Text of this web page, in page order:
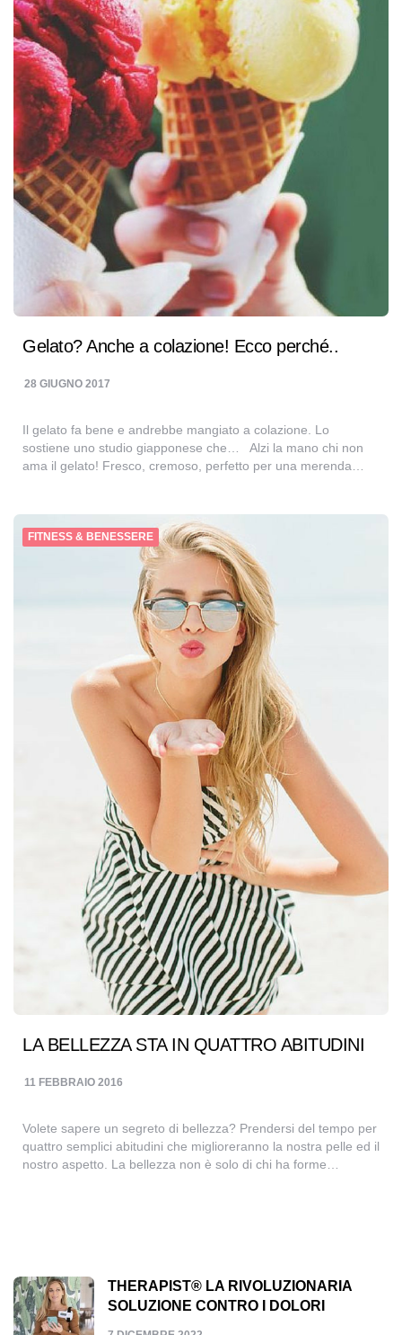
Gelato? Anche a colazione! Ecco perché..
28 GIUGNO 2017
Il gelato fa bene e andrebbe mangiato a colazione. Lo
sostiene uno studio giapponese che… Alzi la mano chi non
ama il gelato! Fresco, cremoso, perfetto per una merenda…
FITNESS & BENESSERE
LA BELLEZZA STA IN QUATTRO ABITUDINI
11 FEBBRAIO 2016
Volete sapere un segreto di bellezza? Prendersi del tempo per
quattro semplici abitudini che miglioreranno la nostra pelle ed il
nostro aspetto. La bellezza non è solo di chi ha forme…
THERAPIST® LA RIVOLUZIONARIA
SOLUZIONE CONTRO I DOLORI